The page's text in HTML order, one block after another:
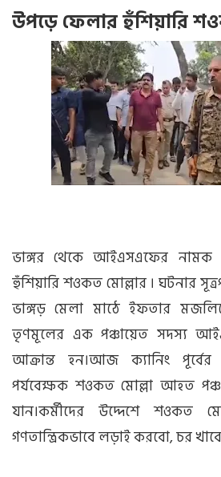
উপড়ে ফেলার হুঁশিয়ারি
ভাঙ্গর থেকে আইএসএফের
হুঁশিয়ারি শওকত মোল্লার । ঘটনার
ভাঙ্গড় মেলা মাঠে ইফতার
তৃণমূলের এক পঞ্চায়েত সদস্য
আক্রান্ত হন।আজ ক্যানিং পূর্বের
পর্যবেক্ষক শওকত মোল্লা আহত
যান।কর্মীদের উদ্দেশে শওকত
গণতান্ত্রিকভাবে লড়াই করবো, চর